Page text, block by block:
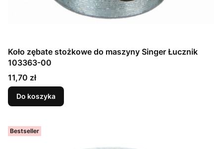
Koło zębate stożkowe do maszyny Singer Łucznik
103363-00
Cena
11,70 zł
Do koszyka
Bestseller